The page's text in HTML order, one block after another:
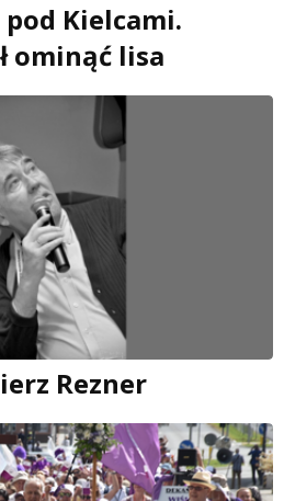
pod Kielcami.
ominąć lisa
Rezner